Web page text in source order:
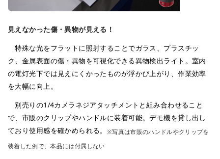
見えなかった傷・異物が見える！
特殊な光をフラットに照射することでガラス、プラスチッ
ク、金属表面の傷・異物を可視化できる異物検出ライト。室内
の電灯光下では見えにくかったものが浮かび上がり、作業効率
を大幅に向上。
別売りの1/4カメラネジアタッチメントと組み合わせること
で、市販のクリップやハンドルに装着可能。デモ機を貸し出し
ており使用感を確かめられる。
※写真は市販のハンドルやクリップを
装着した例で、本品には付属しない